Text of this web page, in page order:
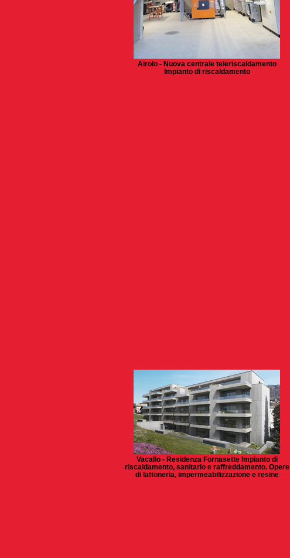
Airolo - Nuova centrale teleriscaldamento
Impianto di riscaldamento
Vacallo - Residenza Fornasette Impianto di
riscaldamento, sanitario e raffreddamento. Opere
di lattoneria, impermeabilizzazione e resine